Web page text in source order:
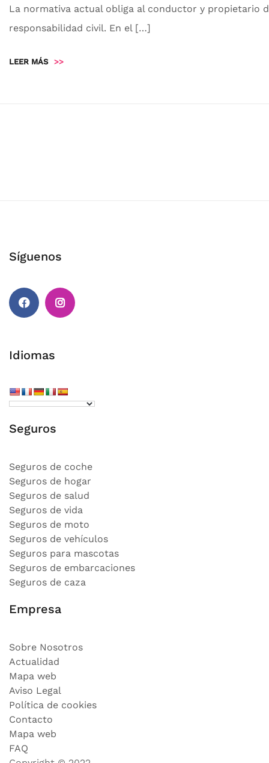
La normativa actual obliga al conductor y propietario
responsabilidad civil. En el […]
LEER MÁS >>
Síguenos
Idiomas
Seguros
Seguros de coche
Seguros de hogar
Seguros de salud
Seguros de vida
Seguros de moto
Seguros de vehículos
Seguros para mascotas
Seguros de embarcaciones
Seguros de caza
Empresa
Sobre Nosotros
Actualidad
Mapa web
Aviso Legal
Política de cookies
Contacto
Mapa web
FAQ